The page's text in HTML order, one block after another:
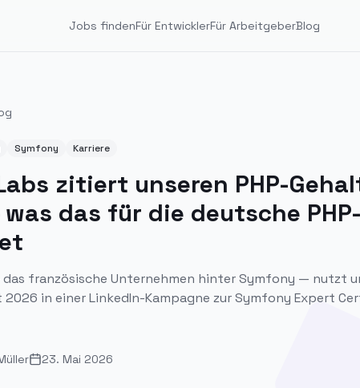
Jobs findenFür EntwicklerFür ArbeitgeberBlog
Symfony Karriere
zitiert unseren PHP-
das für die deutsche
französische Unternehmen hinter Symfony — nutzt
in einer LinkedIn-Kampagne zur Symfony Expert
23. Mai 2026